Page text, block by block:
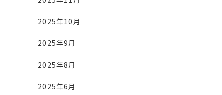
2025年10月
2025年9月
2025年8月
2025年6月